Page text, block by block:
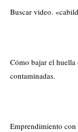
Buscar video.
Cómo bajar el huella
contaminadas.
Emprendimiento con